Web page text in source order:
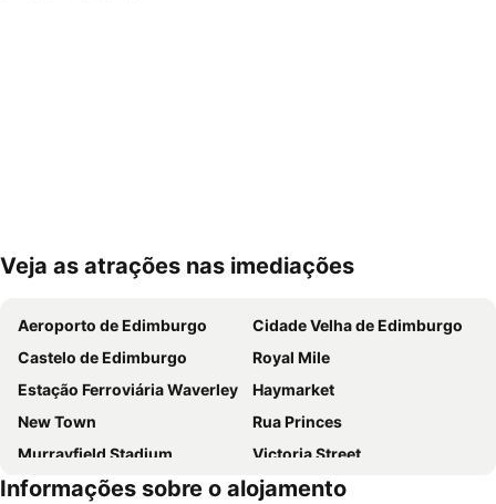
Ampliar mapa
Veja as atrações nas imediações
Aeroporto de Edimburgo
Cidade Velha de Edimburgo
Castelo de Edimburgo
Royal Mile
Estação Ferroviária Waverley
Haymarket
New Town
Rua Princes
Murrayfield Stadium
Victoria Street
Grassmarket
Galeria Nacional da Escócia
Informações sobre o alojamento